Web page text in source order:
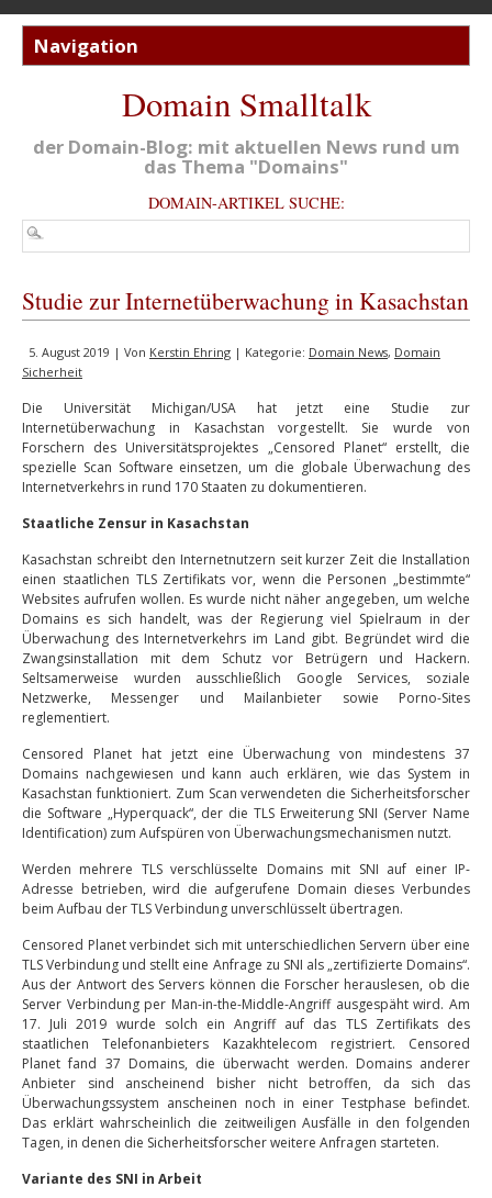
Domain Smalltalk
der Domain-Blog: mit aktuellen News rund um
das Thema "Domains"
DOMAIN-ARTIKEL SUCHE:
Studie zur Internetüberwachung in Kasachstan
5. August 2019 | Von Kerstin Ehring | Kategorie: Domain News, Domain
Sicherheit
Die Universität Michigan/USA hat jetzt eine Studie zur
Internetüberwachung in Kasachstan vorgestellt. Sie wurde von
Forschern des Universitätsprojektes „Censored Planet“ erstellt, die
spezielle Scan Software einsetzen, um die globale Überwachung des
Internetverkehrs in rund 170 Staaten zu dokumentieren.
Staatliche Zensur in Kasachstan
Kasachstan schreibt den Internetnutzern seit kurzer Zeit die Installation
einen staatlichen TLS Zertifikats vor, wenn die Personen „bestimmte“
Websites aufrufen wollen. Es wurde nicht näher angegeben, um welche
Domains es sich handelt, was der Regierung viel Spielraum in der
Überwachung des Internetverkehrs im Land gibt. Begründet wird die
Zwangsinstallation mit dem Schutz vor Betrügern und Hackern.
Seltsamerweise wurden ausschließlich Google Services, soziale
Netzwerke, Messenger und Mailanbieter sowie Porno-Sites
reglementiert.
Censored Planet hat jetzt eine Überwachung von mindestens 37
Domains nachgewiesen und kann auch erklären, wie das System in
Kasachstan funktioniert. Zum Scan verwendeten die Sicherheitsforscher
die Software „Hyperquack“, der die TLS Erweiterung SNI (Server Name
Identification) zum Aufspüren von Überwachungsmechanismen nutzt.
Werden mehrere TLS verschlüsselte Domains mit SNI auf einer IP-
Adresse betrieben, wird die aufgerufene Domain dieses Verbundes
beim Aufbau der TLS Verbindung unverschlüsselt übertragen.
Censored Planet verbindet sich mit unterschiedlichen Servern über eine
TLS Verbindung und stellt eine Anfrage zu SNI als „zertifizierte Domains“.
Aus der Antwort des Servers können die Forscher herauslesen, ob die
Server Verbindung per Man-in-the-Middle-Angriff ausgespäht wird. Am
17. Juli 2019 wurde solch ein Angriff auf das TLS Zertifikats des
staatlichen Telefonanbieters Kazakhtelecom registriert. Censored
Planet fand 37 Domains, die überwacht werden. Domains anderer
Anbieter sind anscheinend bisher nicht betroffen, da sich das
Überwachungssystem anscheinen noch in einer Testphase befindet.
Das erklärt wahrscheinlich die zeitweiligen Ausfälle in den folgenden
Tagen, in denen die Sicherheitsforscher weitere Anfragen starteten.
Variante des SNI in Arbeit